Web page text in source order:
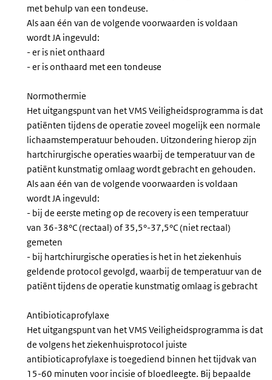
met behulp van een tondeuse.
Als aan één van de volgende voorwaarden is voldaan
wordt JA ingevuld:
- er is niet onthaard
- er is onthaard met een tondeuse
Normothermie
Het uitgangspunt van het VMS Veiligheidsprogramma is dat
patiënten tijdens de operatie zoveel mogelijk een normale
lichaamstemperatuur behouden. Uitzondering hierop zijn
hartchirurgische operaties waarbij de temperatuur van de
patiënt kunstmatig omlaag wordt gebracht en gehouden.
Als aan één van de volgende voorwaarden is voldaan
wordt JA ingevuld:
- bij de eerste meting op de recovery is een temperatuur
van 36-38°C (rectaal) of 35,5°-37,5°C (niet rectaal)
gemeten
- bij hartchirurgische operaties is het in het ziekenhuis
geldende protocol gevolgd, waarbij de temperatuur van de
patiënt tijdens de operatie kunstmatig omlaag is gebracht
Antibioticaprofylaxe
Het uitgangspunt van het VMS Veiligheidsprogramma is dat
de volgens het ziekenhuisprotocol juiste
antibioticaprofylaxe is toegediend binnen het tijdvak van
15-60 minuten voor incisie of bloedleegte. Bij bepaalde